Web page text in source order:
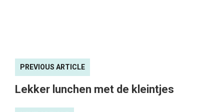
PREVIOUS ARTICLE
Lekker lunchen met de kleintjes